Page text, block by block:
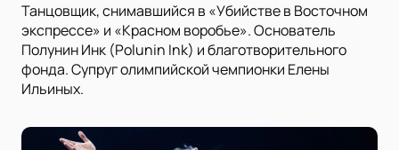
Танцовщик, снимавшийся в «Убийстве в Восточном
экспрессе» и «Красном воробье». Основатель
Полунин Инк (Polunin Ink) и благотворительного
фонда. Супруг олимпийской чемпионки Елены
Ильиных.